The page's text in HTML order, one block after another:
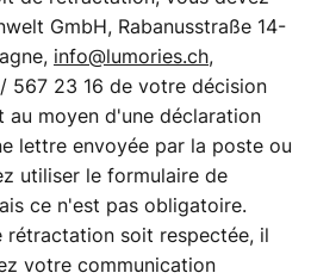
GmbH, Rabanusstraße 14-
info@lumories.ch,
567 23 16 de votre décision
moyen d'une déclaration
lettre envoyée par la poste ou
utiliser le formulaire de
ce n'est pas obligatoire.
rétractation soit respectée, il
votre communication